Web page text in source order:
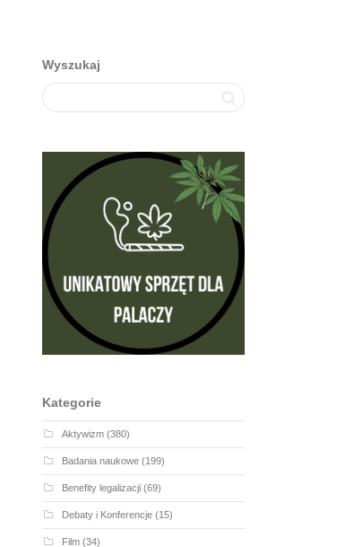
Wyszukaj
Kategorie
Aktywizm(380)
Badania naukowe(199)
Benefity legalizacji(69)
Debaty i Konferencje(15)
Film(34)